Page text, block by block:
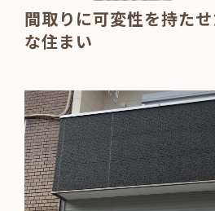
間取りに可変性を持た
な住まい